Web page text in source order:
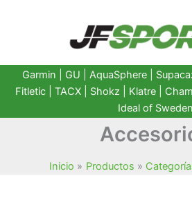
Garmin GU AquaSphere|
Fitletic
TACX Shokz Klatre
Ideal of Sweden
Inicio Productos